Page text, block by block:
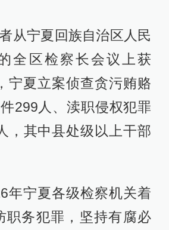
从宁夏回族自治区人民
全区检察长会议上获
宁夏立案侦查贪污贿赂
299人、渎职侵权犯罪
，其中县处级以上干部
年宁夏各级检察机关着
职务犯罪，坚持有腐必